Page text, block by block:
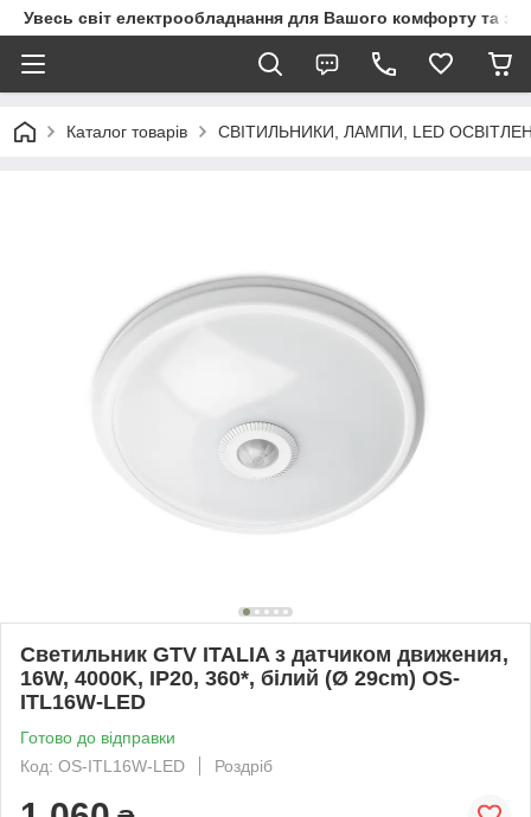
Увесь світ електрообладнання для Вашого комфорту та
Каталог товарів СВІТИЛЬНИКИ, ЛАМПИ, LED
Светильник GTV ITALIA з датчиком движения,
16W, 4000K, IP20, 360*, білий (Ø 29cm) OS-
ITL16W-LED
Готово до відправки
Код: OS-ITL16W-LED
Роздріб